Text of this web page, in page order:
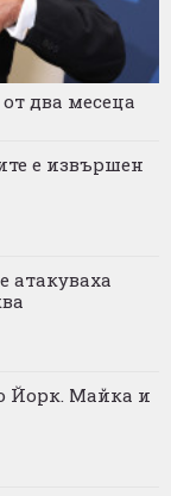
два месеца
е извършен
атакуваха
Йорк. Майка и